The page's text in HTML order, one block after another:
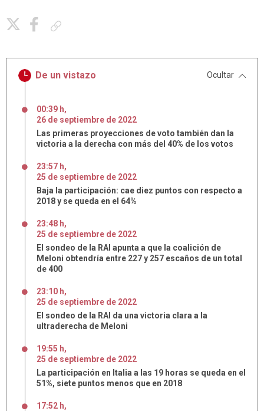
De un vistazo Ocultar
00:39 h,
26 de septiembre de 2022
Las primeras proyecciones de voto también dan la
victoria a la derecha con más del 40% de los votos
23:57 h,
25 de septiembre de 2022
Baja la participación: cae diez puntos con respecto a
2018 y se queda en el 64%
23:48 h,
25 de septiembre de 2022
El sondeo de la RAI apunta a que la coalición de
Meloni obtendría entre 227 y 257 escaños de un total
de 400
23:10 h,
25 de septiembre de 2022
El sondeo de la RAI da una victoria clara a la
ultraderecha de Meloni
19:55 h,
25 de septiembre de 2022
La participación en Italia a las 19 horas se queda en el
51%, siete puntos menos que en 2018
17:52 h,